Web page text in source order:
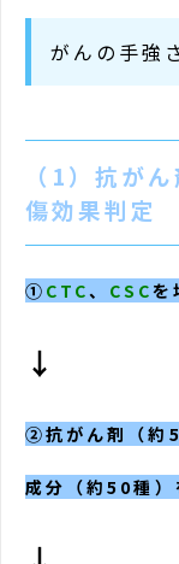
がんの手強
（1）抗が
傷効果判定
① CTC、 CSCを
↓
②抗がん剤（約
成分（約50種）